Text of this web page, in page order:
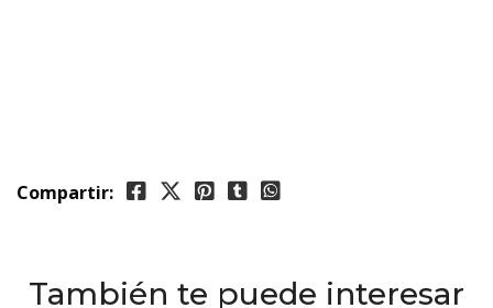
Compartir:
También te puede interesar